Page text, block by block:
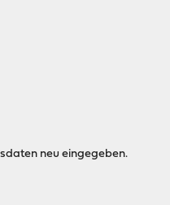
neu eingegeben.